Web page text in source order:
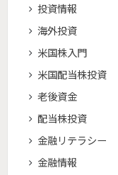
投資情報
海外投資
米国株入門
米国配当株投資
老後資金
配当株投資
金融リテラシー
金融情報